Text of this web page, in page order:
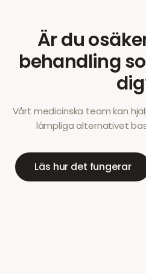
Är du
behandling
Vårt medicinska team kan
lämpliga alternativet
Läs hur det fungerar